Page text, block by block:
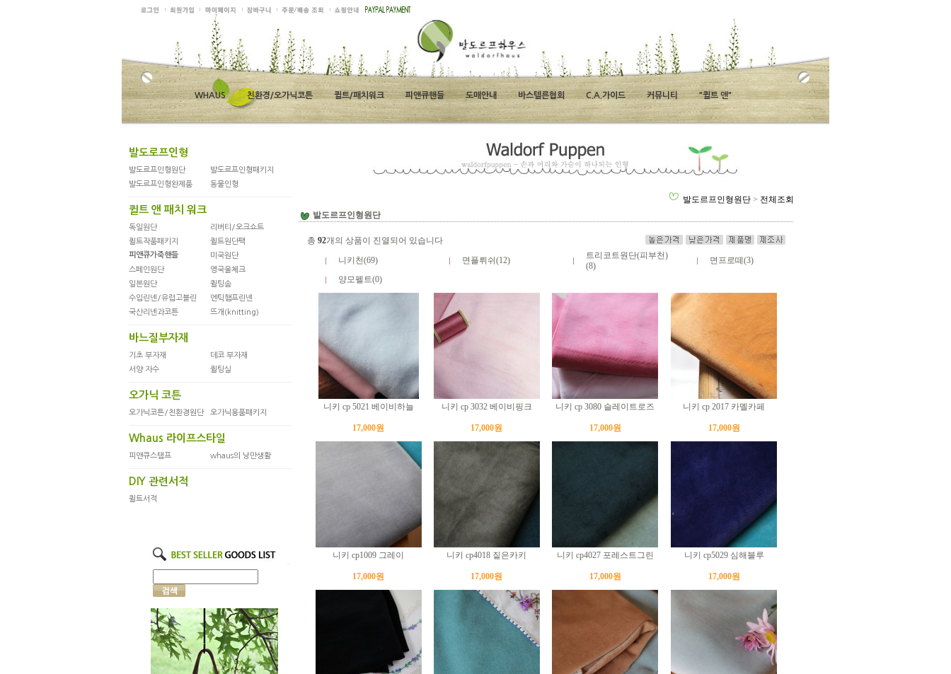
WHAUS 친환경/오가닉코튼 퀼트/패치워크 피앤큐핸들 도매안내 바스텔른협회 C.A.가이드 커뮤니티 "퀼트 앤"
발도로프인형
발도르프인형원단
발도르프인형패키지
발도르프인형완제품
동물인형
퀼트 앤 패치 워크
독일원단
리버티/오크쇼트
퀼트작품패키지
퀼트원단팩
피앤큐가죽핸들
미국원단
스페인원단
영국울체크
일본원단
퀼팅솜
수입린넨/유럽고블린
엔틱햄프린넨
국산리넨과코튼
뜨개(knitting)
바느질부자재
기초 부자재
데코 부자재
서양 자수
퀼팅실
오가닉 코튼
오가닉코튼/친환경원단 오가닉용품패키지
Whaus 라이프스타일
피앤큐스탬프 whaus의 낭만생활
DIY 관련서적
퀼트서적
발도르프인형원단 > 전체조회
발도르프인형원단
총 92개의 상품이 진열되어 있습니다
니키천(69)
면플뤼쉬(12)
트리코트원단(피부천)
(8)
면프로떼(3)
양모펠트(0)
니키 cp 5021 베이비하늘
17,000원
니키 cp 3032 베이비핑크
17,000원
니키 cp 3080 슬레이트로즈
17,000원
니키 cp 2017 카멜카페
17,000원
니키 cp1009 그레이
17,000원
니키 cp4018 짙은카키
17,000원
니키 cp4027 포레스트그린
17,000원
니키 cp5029 심해블루
17,000원